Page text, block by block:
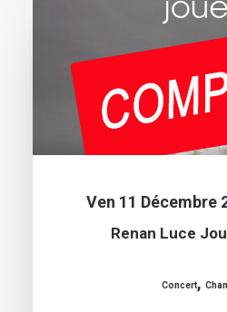
Ven 11 Décembre
Renan Luce
Concert,